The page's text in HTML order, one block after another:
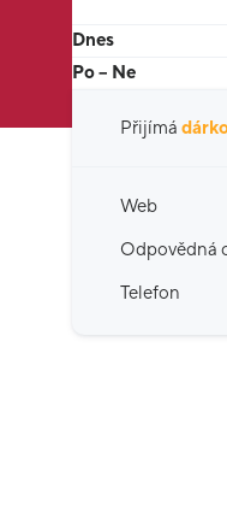
Dnes
Po – Ne
Přijímá
Web
Odpovědná
Telefon